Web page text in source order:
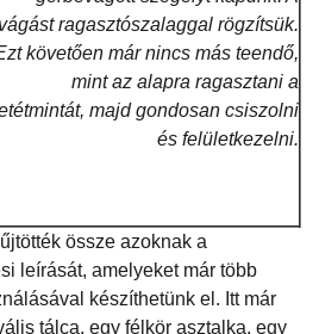
vágást ragasztószalaggal rögzítsük.
követően már nincs más teendő,
mint az alapra ragasztani a
majd gondosan csiszolni
és felületkezelni.
össze azoknak a
leírását, amelyeket már több
készíthetünk el. Itt már
tálca, egy félkör asztalka, egy